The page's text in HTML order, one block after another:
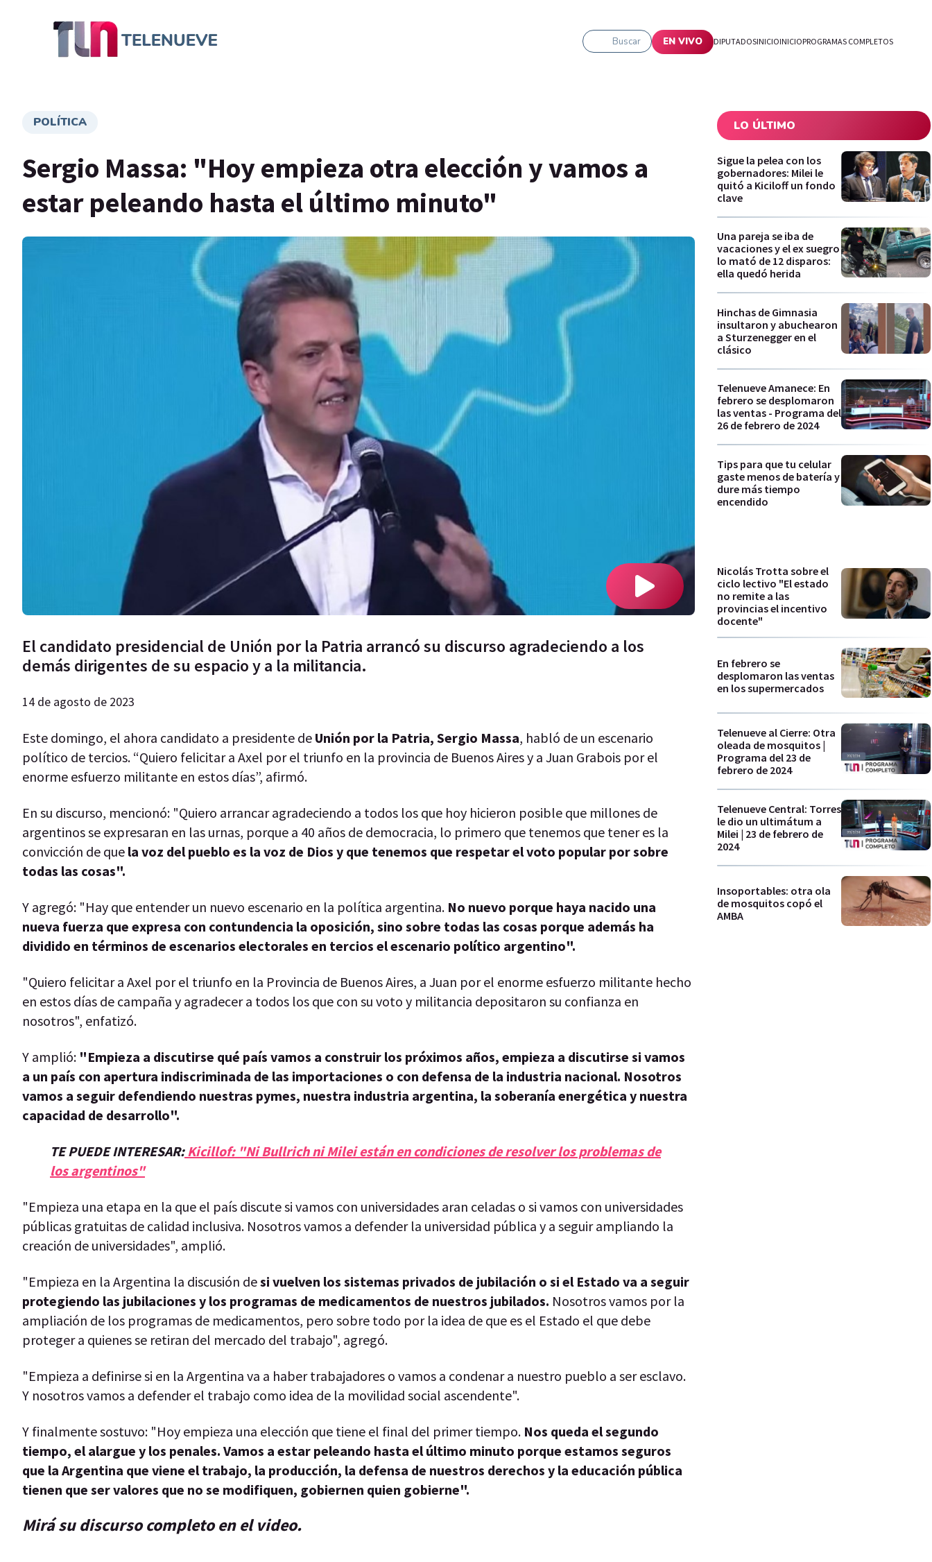
Buscar EN VIVO DIPUTADOSINICIOINICIOPROGRAMAS COMPLETOS
POLÍTICA
Sergio Massa: "Hoy empieza otra elección y vamos a
estar peleando hasta el último minuto"
El candidato presidencial de Unión por la Patria arrancó su discurso agradeciendo a los
demás dirigentes de su espacio y a la militancia.
14 de agosto de 2023
Este domingo, el ahora candidato a presidente de Unión por la Patria, Sergio Massa, habló de un escenario
político de tercios. “Quiero felicitar a Axel por el triunfo en la provincia de Buenos Aires y a Juan Grabois por el
enorme esfuerzo militante en estos días”, afirmó.
En su discurso, mencionó: "Quiero arrancar agradeciendo a todos los que hoy hicieron posible que millones de
argentinos se expresaran en las urnas, porque a 40 años de democracia, lo primero que tenemos que tener es la
convicción de que la voz del pueblo es la voz de Dios y que tenemos que respetar el voto popular por sobre
todas las cosas".
Y agregó: "Hay que entender un nuevo escenario en la política argentina. No nuevo porque haya nacido una
nueva fuerza que expresa con contundencia la oposición, sino sobre todas las cosas porque además ha
dividido en términos de escenarios electorales en tercios el escenario político argentino".
"Quiero felicitar a Axel por el triunfo en la Provincia de Buenos Aires, a Juan por el enorme esfuerzo militante hecho
en estos días de campaña y agradecer a todos los que con su voto y militancia depositaron su confianza en
nosotros", enfatizó.
Y amplió: "Empieza a discutirse qué país vamos a construir los próximos años, empieza a discutirse si vamos
a un país con apertura indiscriminada de las importaciones o con defensa de la industria nacional. Nosotros
vamos a seguir defendiendo nuestras pymes, nuestra industria argentina, la soberanía energética y nuestra
capacidad de desarrollo".
TE PUEDE INTERESAR:Kicillof: "Ni Bullrich ni Milei están en condiciones de resolver los problemas de
los argentinos"
"Empieza una etapa en la que el país discute si vamos con universidades aran celadas o si vamos con universidades
públicas gratuitas de calidad inclusiva. Nosotros vamos a defender la universidad pública y a seguir ampliando la
creación de universidades", amplió.
"Empieza en la Argentina la discusión desi vuelven los sistemas privados de jubilación o si el Estado va a seguir
protegiendo las jubilaciones y los programas de medicamentos de nuestros jubilados. Nosotros vamos por la
ampliación de los programas de medicamentos, pero sobre todo por la idea de que es el Estado el que debe
proteger a quienes se retiran del mercado del trabajo", agregó.
"Empieza a definirse si en la Argentina va a haber trabajadores o vamos a condenar a nuestro pueblo a ser esclavo.
Y nosotros vamos a defender el trabajo como idea de la movilidad social ascendente".
Y finalmente sostuvo: "Hoy empieza una elección que tiene el final del primer tiempo. Nos queda el segundo
tiempo, el alargue y los penales. Vamos a estar peleando hasta el último minuto porque estamos seguros
que la Argentina que viene el trabajo, la producción, la defensa de nuestros derechos y la educación pública
tienen que ser valores que no se modifiquen, gobiernen quien gobierne".
Mirá su discurso completo en el video.
LO ÚLTIMO
Sigue la pelea con los
gobernadores: Milei le
quitó a Kiciloff un fondo
clave
Una pareja se iba de
vacaciones y el ex suegro
lo mató de 12 disparos:
ella quedó herida
Hinchas de Gimnasia
insultaron y abuchearon
a Sturzenegger en el
clásico
Telenueve Amanece: En
febrero se desplomaron
las ventas - Programa del
26 de febrero de 2024
Tips para que tu celular
gaste menos de batería y
dure más tiempo
encendido
Nicolás Trotta sobre el
ciclo lectivo "El estado
no remite a las
provincias el incentivo
docente"
En febrero se
desplomaron las ventas
en los supermercados
Telenueve al Cierre: Otra
oleada de mosquitos |
Programa del 23 de
febrero de 2024
Telenueve Central: Torres
le dio un ultimátum a
Milei | 23 de febrero de
2024
Insoportables: otra ola
de mosquitos copó el
AMBA